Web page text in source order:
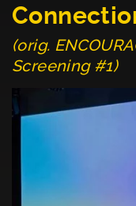
(orig.
Screening #1)